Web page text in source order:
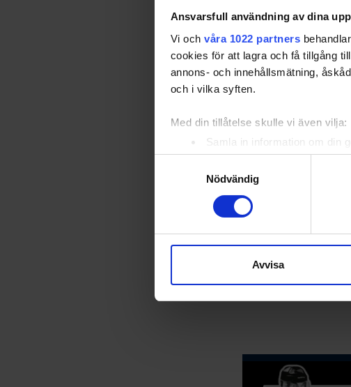
Ansvarsfull användning av dina
Vi och våra 1022 partners
cookies för att lagra och få tillgång
annons- och innehållsmätning,
och i vilka syften.
Med din tillåtelse skulle vi även vilja:
Samla in information om din
Identifiera din enhet genom
Ta reda på mer om hur dina
eller dra tillbaka ditt samtycke när
sociala medier och analysera vår
till de sociala medier och annons-
Nödvändig
Avvisa
26-08-06